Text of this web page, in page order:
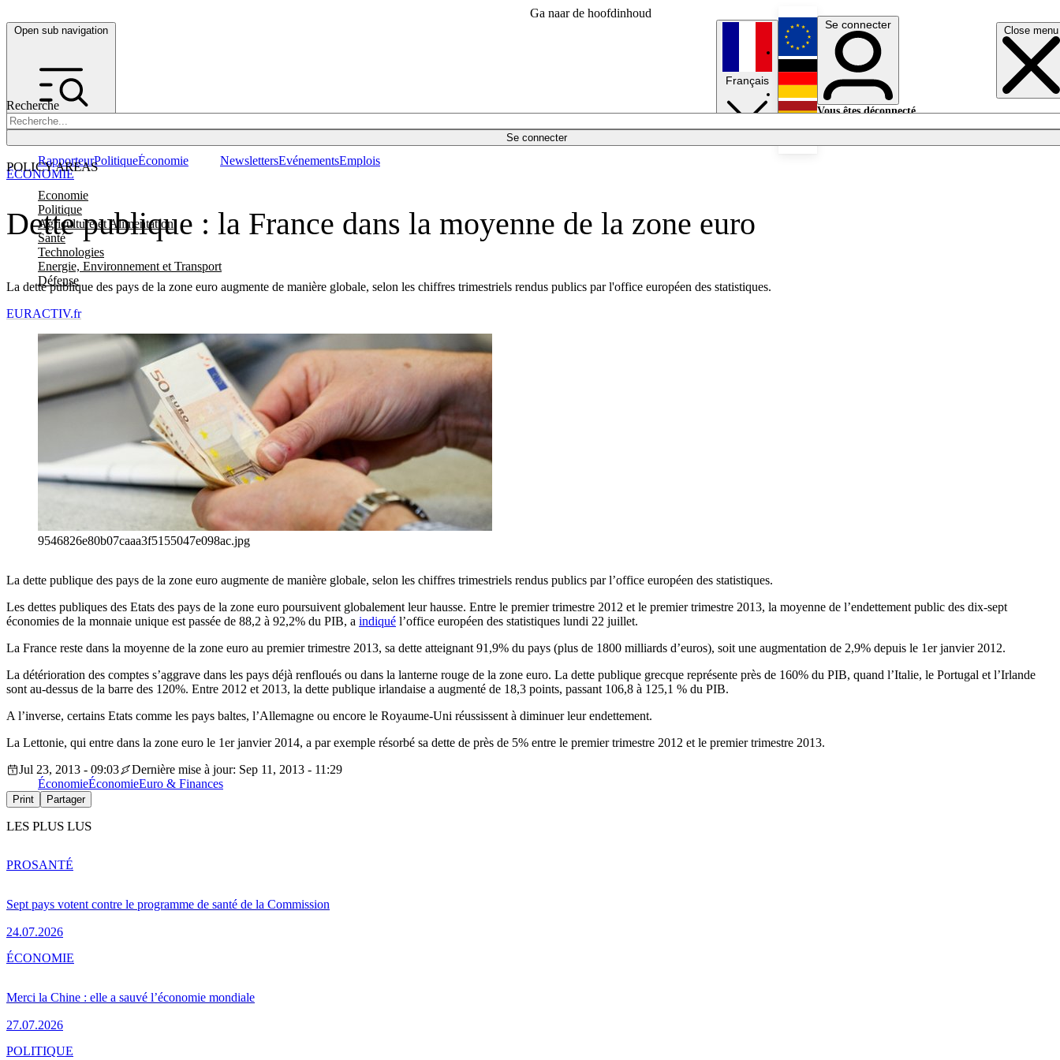
Ga naar de hoofdinhoud
Open sub navigation Close menu
Recherche
Se connecter
POLICY AREAS
Economie
Politique
Agriculture et Alimentation
Santé
Technologies
Energie, Environnement et Transport
Défense
RapporteurPolitiqueÉconomie NewslettersEvénementsEmplois
Français
English
Deutsch
Se connecter
Vous êtes déconnecté.
Dette publique : la France dans la moyenne de la zone euro
La dette publique des pays de la zone euro augmente de manière globale, selon les chiffres trimestriels rendus publics par l'office européen des statistiques.
ÉCONOMIE
EURACTIV.fr
9546826e80b07caaa3f5155047e098ac.jpg
La dette publique des pays de la zone euro augmente de manière globale, selon les chiffres trimestriels rendus publics par l’office européen des statistiques.
Les dettes publiques des Etats des pays de la zone euro poursuivent globalement leur hausse. Entre le premier trimestre 2012 et le premier trimestre 2013, la moyenne de l’endettement public des dix-sept
économies de la monnaie unique est passée de 88,2 à 92,2% du PIB, a indiqué l’office européen des statistiques lundi 22 juillet.
La France reste dans la moyenne de la zone euro au premier trimestre 2013, sa dette atteignant 91,9% du pays (plus de 1800 milliards d’euros), soit une augmentation de 2,9% depuis le 1er janvier 2012.
La détérioration des comptes s’aggrave dans les pays déjà renfloués ou dans la lanterne rouge de la zone euro. La dette publique grecque représente près de 160% du PIB, quand l’Italie, le Portugal et l’Irlande
sont au-dessus de la barre des 120%. Entre 2012 et 2013, la dette publique irlandaise a augmenté de 18,3 points, passant 106,8 à 125,1 % du PIB.
A l’inverse, certains Etats comme les pays baltes, l’Allemagne ou encore le Royaume-Uni réussissent à diminuer leur endettement.
La Lettonie, qui entre dans la zone euro le 1er janvier 2014, a par exemple résorbé sa dette de près de 5% entre le premier trimestre 2012 et le premier trimestre 2013.
Jul 23, 2013 - 09:03
Dernière mise à jour: Sep 11, 2013 - 11:29
ÉconomieÉconomieEuro & Finances
Print Partager
LES PLUS LUS
Sept pays votent contre le programme de santé de la Commission
24.07.2026
PROSANTÉ
Merci la Chine : elle a sauvé l’économie mondiale
27.07.2026
ÉCONOMIE
POLITIQUE